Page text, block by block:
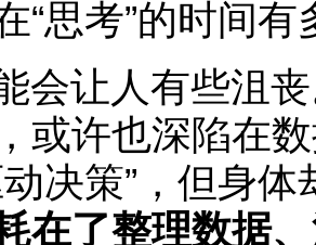
“思考”的时间有
会让人有些沮
或许也深陷在
动决策”，但身
在了整理数据